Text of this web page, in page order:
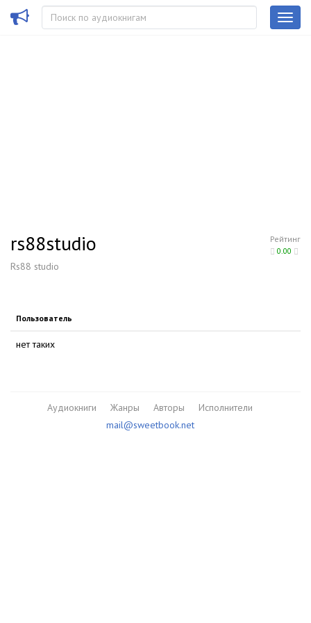
Рейтинг
0.00
rs88studio
Rs88 studio
Пользователь
нет таких
Аудиокниги Жанры Авторы
Исполнители
mail@sweetbook.net